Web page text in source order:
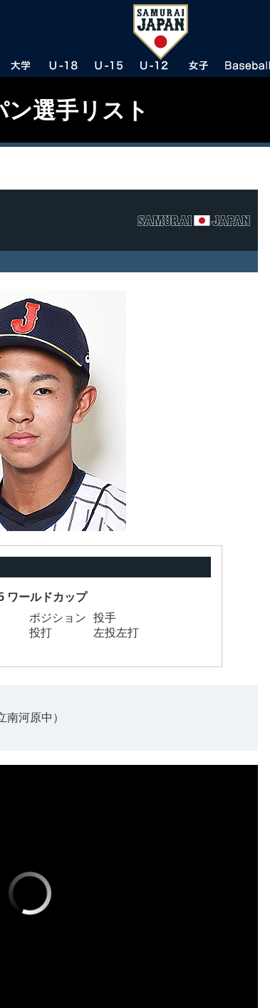
選手リスト
ワールドカップ
ポジション
投手
投打
左投左打
河原中）